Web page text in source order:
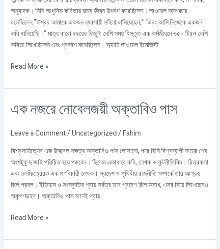
অনুবাদক। যিনি আধুনিক কবিতার জন্য জীবন উৎসর্গ করেছিলেন। লাওয়েল ব্যঙ্গ করে
বলেছিলেন,”ঈশ্বর আমাকে একজন ব্যবসায়ী মহিলা বানিয়েছেন,” “এবং আমি নিজেকে একজন
কবি বানিয়েছি।” মাত্র বারো বছরের কিছুটা বেশি সময় বিস্তৃত এক কর্মজীবনে ৬৫০ টিরও বেশি
কবিতা লিখেছিলেন এবং প্রকাশ করেছিলেন। অ্যামি লাওয়েল ইমেজিস্ট
কবিতা
Read More »
এক নজরে নোবেলজয়ী অক্তাবিও পাস
Leave a Comment/Uncategorized/Fahim
বিশ্বসাহিত্যের এক উজ্জ্বল নক্ষত্র অক্তাবিও পাস লোসানো, পরে যিনি বিশ্বব্যাপী নামের শেষ
অংশটুকু ছাড়াই পরিচিত হয়ে পড়বেন। ছিলেন একাধারে কবি, লেখক ও কূটনীতিবিদ। চিত্রকলা
এবং চলচ্চিত্রেরও এক গুণবিচারী লেখক। স্বদেশ ও পৃথিবীর রাজনীতি সম্পর্কে তার আগ্রহ
ছিল প্রবল। ইতিহাস ও সংস্কৃতির প্রায় সর্বত্র তার প্রবেশ ছিল অবাধ, এসব নিয়ে লিখেছেনও
অকৃপণভাবে। অক্তাবিও পাস মানেই প্রায়
এক
নজরে
অক্তাবিও
পাস
Read More »